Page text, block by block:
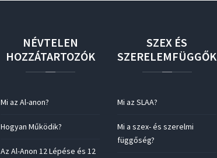
NÉVTELEN
HOZZÁTARTOZÓK
Mi az Al-anon?
Hogyan Működik?
Az Al-Anon 12 Lépése és 12
SZEX ÉS
SZERELEMFÜGGŐK
Mi az SLAA?
Mi a szex- és szerelmi
függőség?